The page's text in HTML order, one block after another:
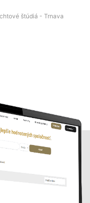
štúdiá - Trnava